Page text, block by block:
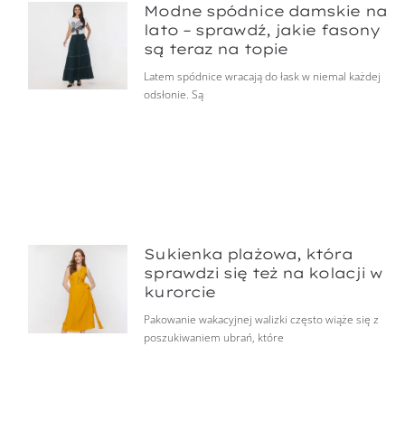
Modne spódnice damskie na
lato – sprawdź, jakie fasony
są teraz na topie
Latem spódnice wracają do łask w niemal każdej
odsłonie. Są
Sukienka plażowa, która
sprawdzi się też na kolacji w
kurorcie
Pakowanie wakacyjnej walizki często wiąże się z
poszukiwaniem ubrań, które